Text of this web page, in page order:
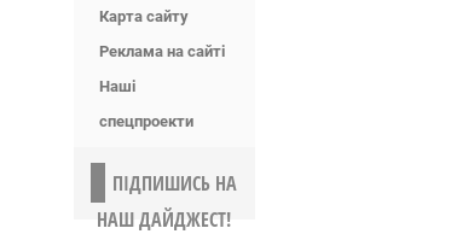
Карта сайту
Реклама на сайті
Наші
спецпроекти
ПІДПИШИСЬ НА
НАШ ДАЙДЖЕСТ!